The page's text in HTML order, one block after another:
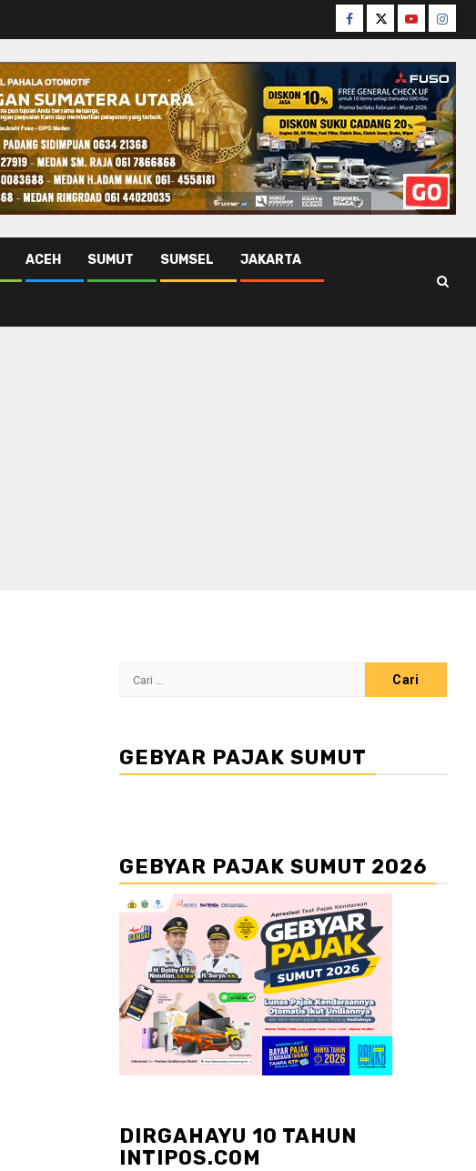
Facebook
TwitterYoutube
ACEH SUMUT SUMSEL JAKARTA
Cari
GEBYAR PAJAK SUMUT
GEBYAR PAJAK SUMUT 2026
DIRGAHAYU 10 TAHUN
INTIPOS.COM